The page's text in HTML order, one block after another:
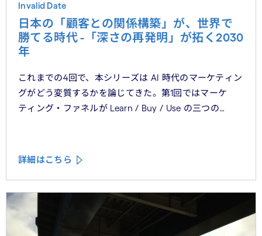
Invalid Date
日本の「顧客との関係構築」が、世界で
勝てる時代 -「深さの再発明」が拓く2030
年
これまでの4回で、本シリーズは AI 時代のマーケティン
グがどう変質するかを論じてきた。第1回ではマーケ
ティング・ファネルが Learn / Buy / Use の三つの
第3回では Learn フェーズで再定義されつつあるブラン
れらの議論を日本市場の文脈に着地させる。そして、希
望の視座を提示したい——日本の「顧客との関係構
築」が、世界で勝てる時代が、いま始まっている。
詳細はこちら